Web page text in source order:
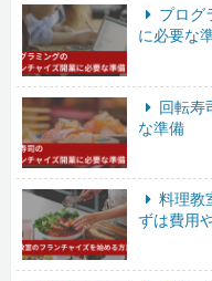
プログ
に必要な
回転寿
な準備
料理教
ずは費用